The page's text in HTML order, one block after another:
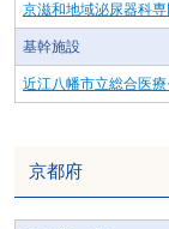
京滋和地域泌尿器科
基幹施設
近江八幡市立総合医
京都府